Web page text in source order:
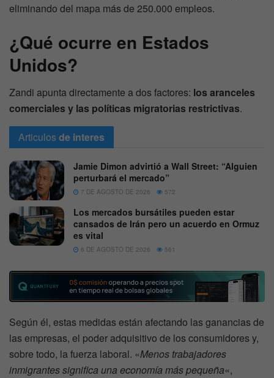
eliminando del mapa más de 250.000 empleos.
¿Qué ocurre en Estados
Unidos?
Zandi apunta directamente a dos factores: los aranceles
comerciales y las políticas migratorias restrictivas.
Articulosde interes
Jamie Dimon advirtió a Wall Street: “Alguien
perturbará el mercado”
7 DE AGOSTO DE 2026 572
Los mercados bursátiles pueden estar
cansados de Irán pero un acuerdo en Ormuz
es vital
6 DE AGOSTO DE 2026 561
Según él, estas medidas están afectando las ganancias de
las empresas, el poder adquisitivo de los consumidores y,
sobre todo, la fuerza laboral. «Menos trabajadores
inmigrantes significa una economía más pequeña«,